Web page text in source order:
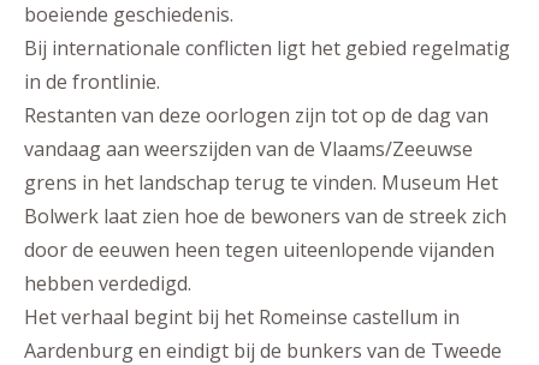
boeiende geschiedenis.
Bij internationale conflicten ligt het gebied regelmatig
in de frontlinie.
Restanten van deze oorlogen zijn tot op de dag van
vandaag aan weerszijden van de Vlaams/Zeeuwse
grens in het landschap terug te vinden. Museum Het
Bolwerk laat zien hoe de bewoners van de streek zich
door de eeuwen heen tegen uiteenlopende vijanden
hebben verdedigd.
Het verhaal begint bij het Romeinse castellum in
Aardenburg en eindigt bij de bunkers van de Tweede